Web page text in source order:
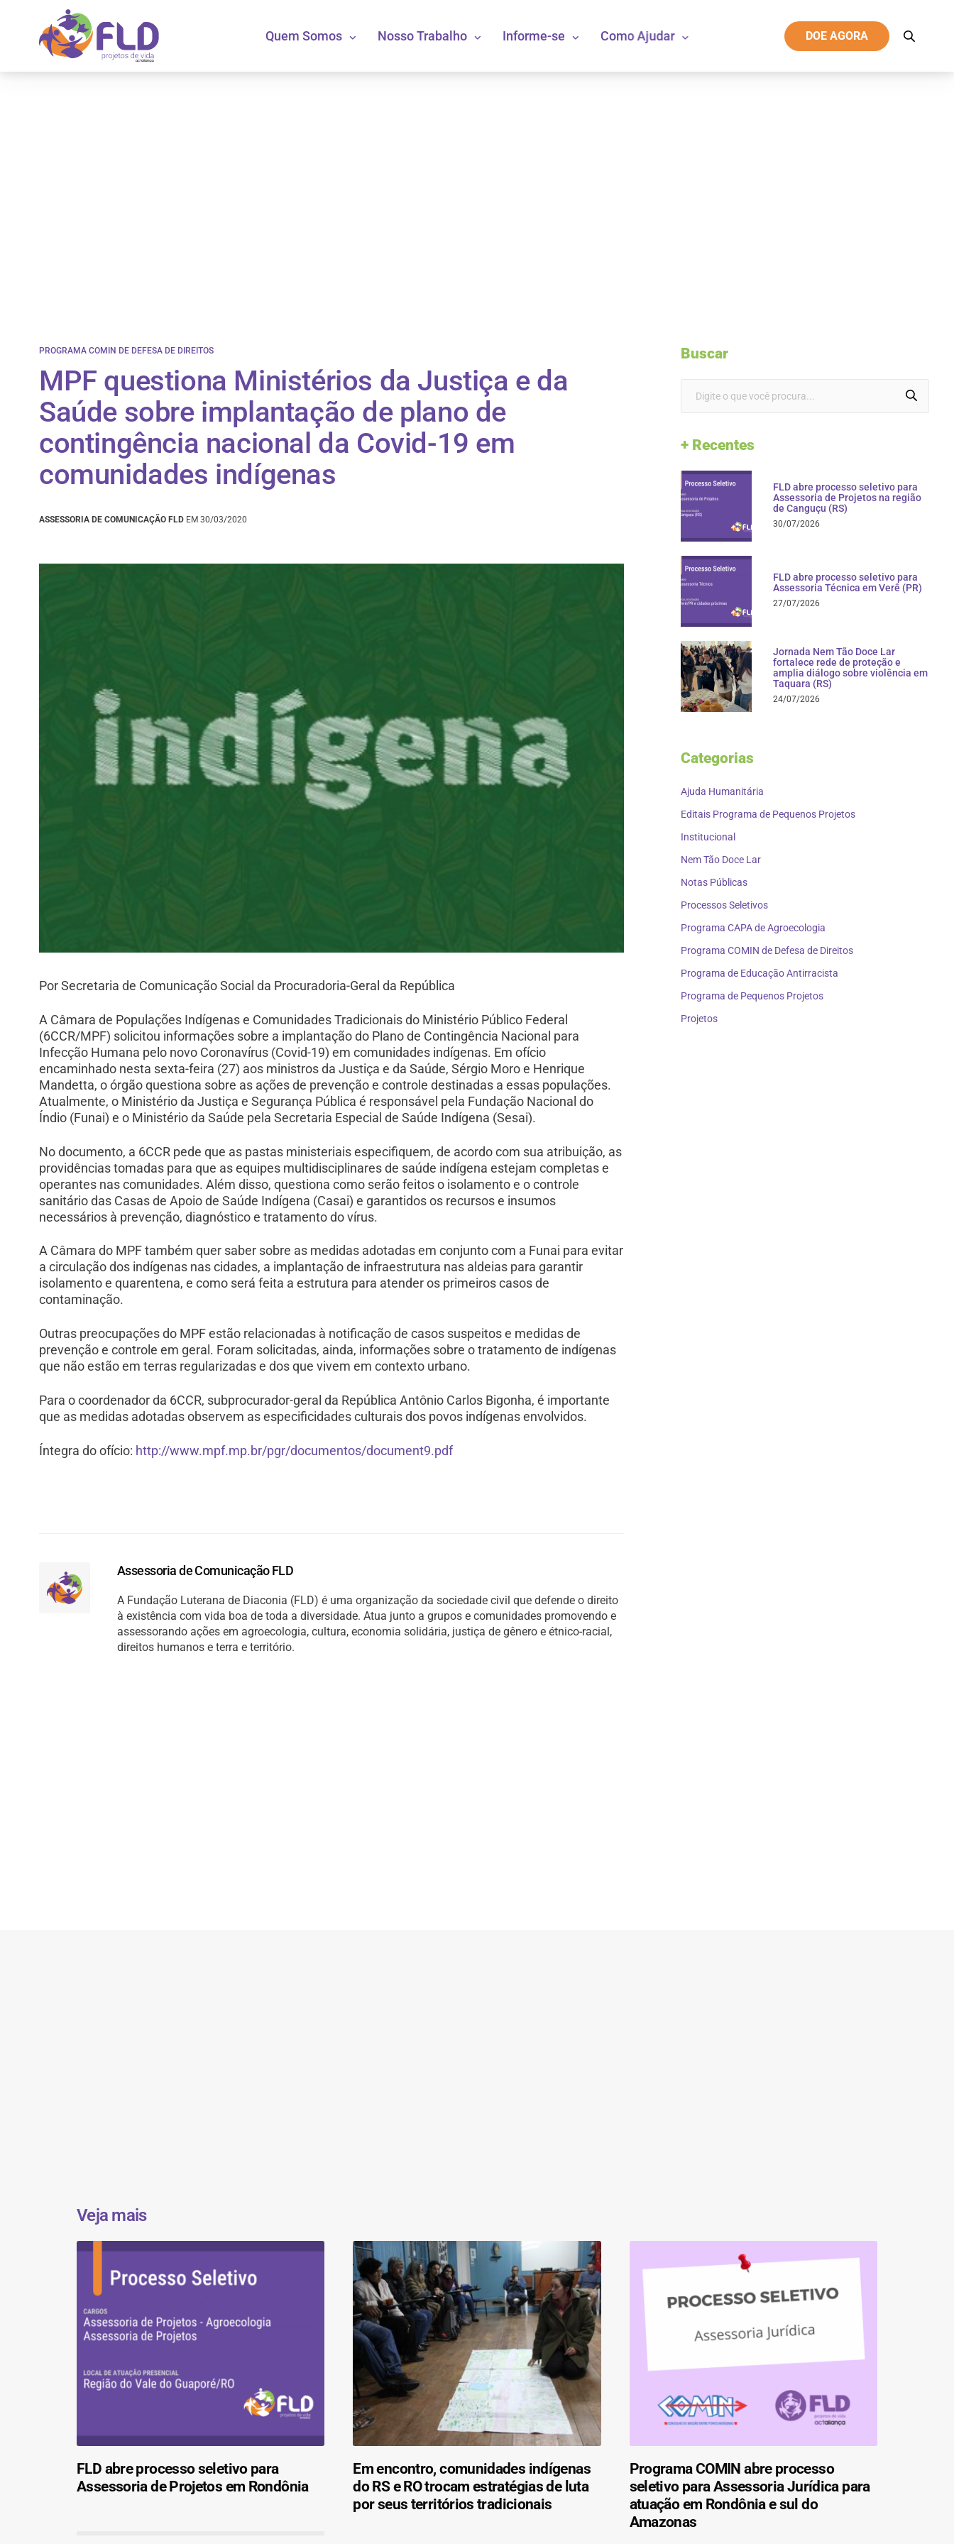
Quem Somos Nosso Trabalho Informe-se Como Ajudar DOE AGORA
PROGRAMA COMIN DE DEFESA DE DIREITOS
MPF questiona Ministérios da Justiça e da
Saúde sobre implantação de plano de
contingência nacional da Covid-19 em
comunidades indígenas
ASSESSORIA DE COMUNICAÇÃO FLD EM 30/03/2020
Por Secretaria de Comunicação Social da Procuradoria-Geral da República
A Câmara de Populações Indígenas e Comunidades Tradicionais do Ministério Público Federal
(6CCR/MPF) solicitou informações sobre a implantação do Plano de Contingência Nacional para
Infecção Humana pelo novo Coronavírus (Covid-19) em comunidades indígenas. Em ofício
encaminhado nesta sexta-feira (27) aos ministros da Justiça e da Saúde, Sérgio Moro e Henrique
Mandetta, o órgão questiona sobre as ações de prevenção e controle destinadas a essas populações.
Atualmente, o Ministério da Justiça e Segurança Pública é responsável pela Fundação Nacional do
Índio (Funai) e o Ministério da Saúde pela Secretaria Especial de Saúde Indígena (Sesai).
No documento, a 6CCR pede que as pastas ministeriais especifiquem, de acordo com sua atribuição, as
providências tomadas para que as equipes multidisciplinares de saúde indígena estejam completas e
operantes nas comunidades. Além disso, questiona como serão feitos o isolamento e o controle
sanitário das Casas de Apoio de Saúde Indígena (Casai) e garantidos os recursos e insumos
necessários à prevenção, diagnóstico e tratamento do vírus.
A Câmara do MPF também quer saber sobre as medidas adotadas em conjunto com a Funai para evitar
a circulação dos indígenas nas cidades, a implantação de infraestrutura nas aldeias para garantir
isolamento e quarentena, e como será feita a estrutura para atender os primeiros casos de
contaminação.
Outras preocupações do MPF estão relacionadas à notificação de casos suspeitos e medidas de
prevenção e controle em geral. Foram solicitadas, ainda, informações sobre o tratamento de indígenas
que não estão em terras regularizadas e dos que vivem em contexto urbano.
Para o coordenador da 6CCR, subprocurador-geral da República Antônio Carlos Bigonha, é importante
que as medidas adotadas observem as especificidades culturais dos povos indígenas envolvidos.
Íntegra do ofício: http://www.mpf.mp.br/pgr/documentos/document9.pdf
Assessoria de Comunicação FLD
A Fundação Luterana de Diaconia (FLD) é uma organização da sociedade civil que defende o direito
à existência com vida boa de toda a diversidade. Atua junto a grupos e comunidades promovendo e
assessorando ações em agroecologia, cultura, economia solidária, justiça de gênero e étnico-racial,
direitos humanos e terra e território.
Buscar
+ Recentes
FLD abre processo seletivo para
Assessoria de Projetos na região
de Canguçu (RS)
30/07/2026
FLD abre processo seletivo para
Assessoria Técnica em Verê (PR)
27/07/2026
Jornada Nem Tão Doce Lar
fortalece rede de proteção e
amplia diálogo sobre violência em
Taquara (RS)
24/07/2026
Categorias
Ajuda Humanitária
Editais Programa de Pequenos Projetos
Institucional
Nem Tão Doce Lar
Notas Públicas
Processos Seletivos
Programa CAPA de Agroecologia
Programa COMIN de Defesa de Direitos
Programa de Educação Antirracista
Programa de Pequenos Projetos
Projetos
Veja mais
FLD abre processo seletivo para
Assessoria de Projetos em Rondônia
Em encontro, comunidades indígenas
do RS e RO trocam estratégias de luta
por seus territórios tradicionais
Programa COMIN abre processo
seletivo para Assessoria Jurídica para
atuação em Rondônia e sul do
Amazonas